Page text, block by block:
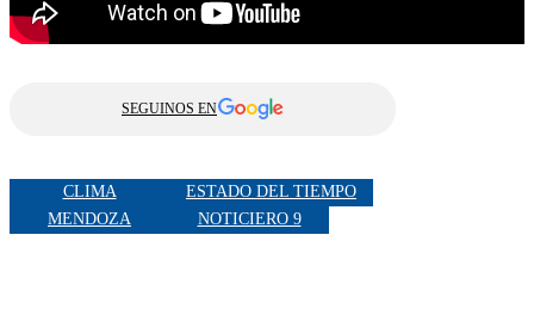
SEGUINOS EN
CLIMA
ESTADO DEL TIEMPO
MENDOZA
NOTICIERO 9